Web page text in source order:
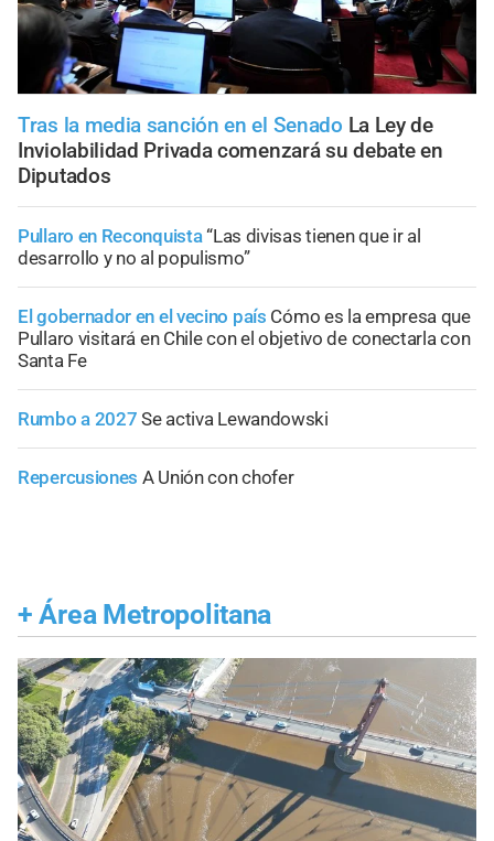
Tras la media sanción en el Senado La Ley de
Inviolabilidad Privada comenzará su debate en
Diputados
Pullaro en Reconquista“Las divisas tienen que ir al
desarrollo y no al populismo”
El gobernador en el vecino país Cómo es la empresa que
Pullaro visitará en Chile con el objetivo de conectarla con
Santa Fe
Rumbo a 2027 Se activa Lewandowski
Repercusiones A Unión con chofer
+ Área Metropolitana